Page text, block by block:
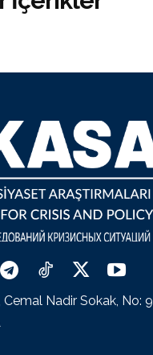
Nadir Sokak, No: 9,